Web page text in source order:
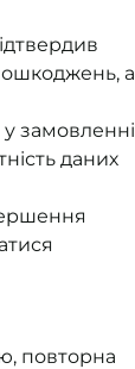
а
замовленні
даних
повторна